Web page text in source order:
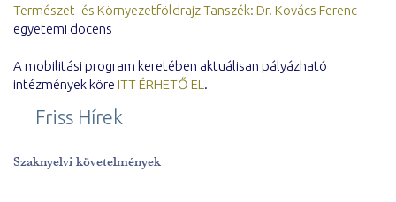
Természet- és Környezetföldrajz Tanszék: Dr. Kovács Ferenc
egyetemi docens
A mobilitási program keretében aktuálisan pályázható
intézmények köre ITT ÉRHETŐ EL .
Friss Hírek
Szaknyelvi követelmények